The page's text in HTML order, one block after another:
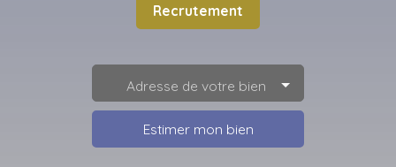
Recrutement
Adresse de votre bien
Estimer mon bien